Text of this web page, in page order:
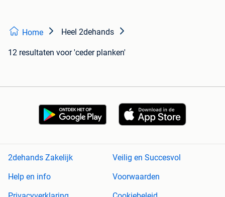
Home Heel 2dehands
12 resultaten voor 'ceder planken'
2dehands Zakelijk
Veilig en Succesvol
Help en info
Voorwaarden